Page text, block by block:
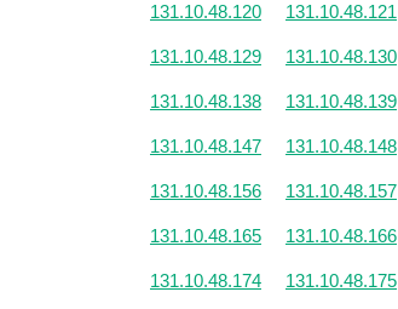
131.10.48.120 131.10.48.121
131.10.48.129 131.10.48.130
131.10.48.138 131.10.48.139
131.10.48.147 131.10.48.148
131.10.48.156 131.10.48.157
131.10.48.165 131.10.48.166
131.10.48.174 131.10.48.175